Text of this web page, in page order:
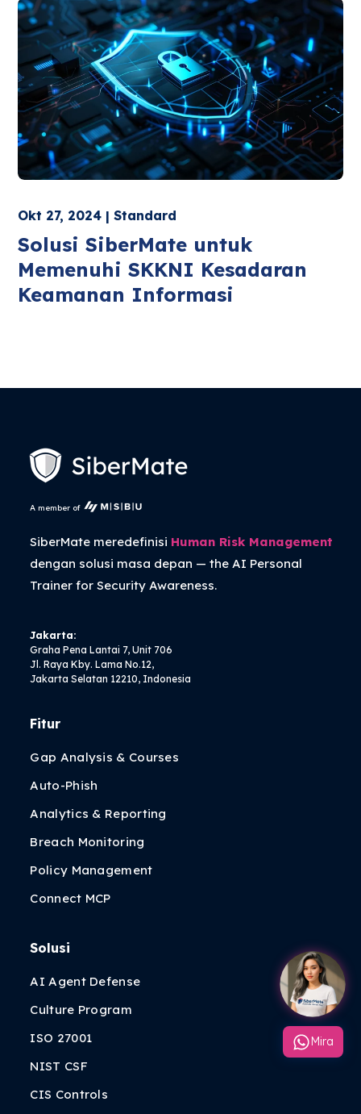
Okt 27, 2024 | Standard
Solusi SiberMate untuk
Memenuhi SKKNI Kesadaran
Keamanan Informasi
A member of
SiberMate meredefinisi Human Risk Management
dengan solusi masa depan — theAI Personal
Trainerfor Security Awareness.
Jakarta:
Graha Pena Lantai 7, Unit 706
Jl. Raya Kby. Lama No.12,
Jakarta Selatan 12210, Indonesia
Fitur
Gap Analysis & Courses
Auto-Phish
Analytics & Reporting
Breach Monitoring
Policy Management
Connect MCP
Solusi
AI Agent Defense
Culture Program
ISO 27001
NIST CSF
CIS Controls
Mira